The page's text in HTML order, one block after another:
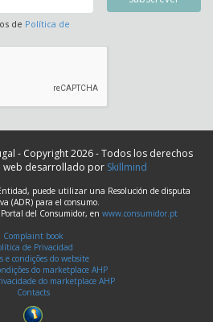
de Política de
- Copyright 2026 - Todos los derechos
web desarrollado por Skillmind
puede utilizar una Resolución de disputa
(ADR) para el consumo.
del Consumidor, en www.consumidor.pt
Complaint book
de Privacidad
e condições do website
do marketplace AHP
do marketplace AHP
Contacts